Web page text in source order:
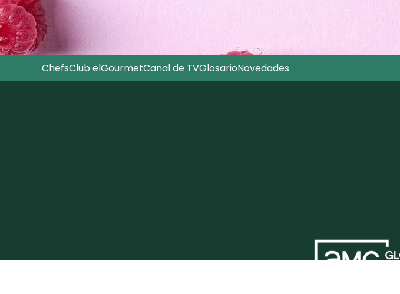
ChefsClub elGourmetCanal de TVGlosarioNovedades